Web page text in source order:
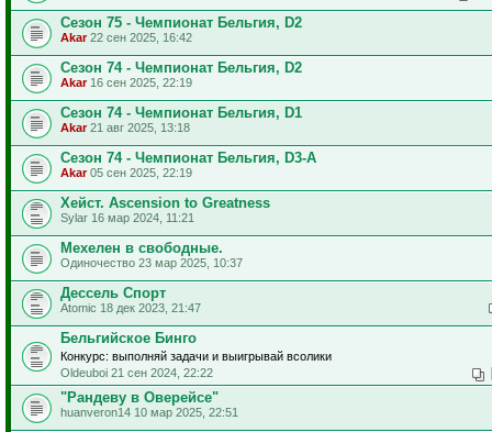
Сезон 75 - Чемпионат Бельгия, D2
Akar22 сен 2025, 16:42
Сезон 74 - Чемпионат Бельгия, D2
Akar16 сен 2025, 22:19
Сезон 74 - Чемпионат Бельгия, D1
Akar21 авг 2025, 13:18
Сезон 74 - Чемпионат Бельгия, D3-A
Akar05 сен 2025, 22:19
Хейст. Ascension to Greatness
Sylar 16 мар 2024, 11:21
Мехелен в свободные.
Одиночество 23 мар 2025, 10:37
Дессель Спорт
Atomic 18 дек 2023, 21:47
Бельгийское Бинго
Конкурс: выполняй задачи и выигрывай всолики
Oldeuboi 21 сен 2024, 22:22
"Рандеву в Оверейсе"
huanveron14 10 мар 2025, 22:51